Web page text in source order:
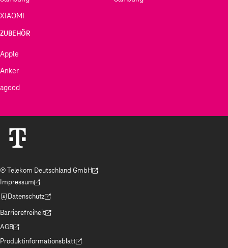
XIAOMI
ZUBEHÖR
Apple
Anker
agood
© Telekom Deutschland GmbH
(Der Link wird in einem neuen Tab geöffnet)
Impressum
(Der Link wird in einem neuen Tab geöffnet)
Datenschutz
(Der Link wird in einem neuen Tab geöffnet)
Barrierefreiheit
(Der Link wird in einem neuen Tab geöffnet)
AGB
(Der Link wird in einem neuen Tab geöffnet)
Produktinformationsblatt
(Der Link wird in einem neuen Tab geöffnet)